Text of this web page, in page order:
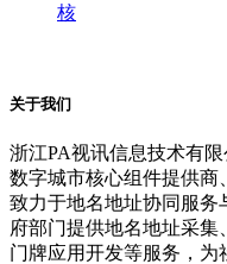
核
关于我们
浙江PA视讯信息技术有
数字城市核心组件提供商
致力于地名地址协同服务
府部门提供地名地址采
门牌应用开发等服务，